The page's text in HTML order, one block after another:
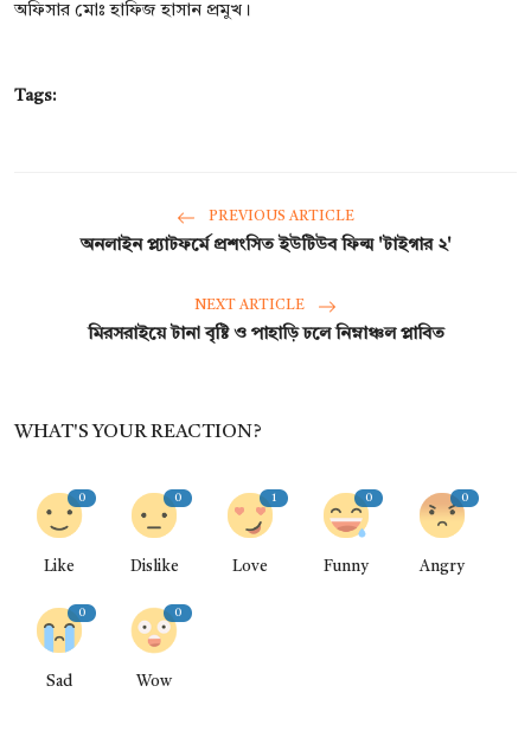
অফিসার মোঃ হাফিজ হাসান প্রমুখ।
Tags:
PREVIOUS ARTICLE
অনলাইন প্ল্যাটফর্মে প্রশংসিত ইউটিউব ফিল্ম 'টাইগার ২'
NEXT ARTICLE
মিরসরাইয়ে টানা বৃষ্টি ও পাহাড়ি ঢলে নিম্নাঞ্চল প্লাবিত
WHAT'S YOUR REACTION?
0
Like
0
Dislike
1
Love
0
Funny
0
Angry
0
Sad
0
Wow